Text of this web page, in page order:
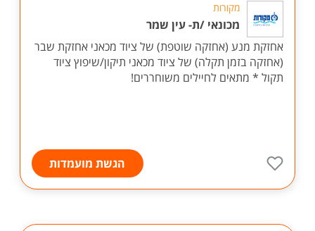
מקורות
מכונאי /ת- עין שמר
אחזקת מנע (אחזקה שוטפת) של ציוד מכאני אחזקת שבר
(אחזקה בזמן תקלה) של ציוד מכאני תיקון/שיפוץ ציוד
תקול * מתאים לחיילים משוחררים!
הגשת מועמדות